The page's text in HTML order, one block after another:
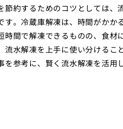
約するためのコツとしては、
。冷蔵庫解凍は、時間がかか
間で解凍できるものの、食材
水解凍を上手に使い分けるこ
参考に、賢く流水解凍を活用